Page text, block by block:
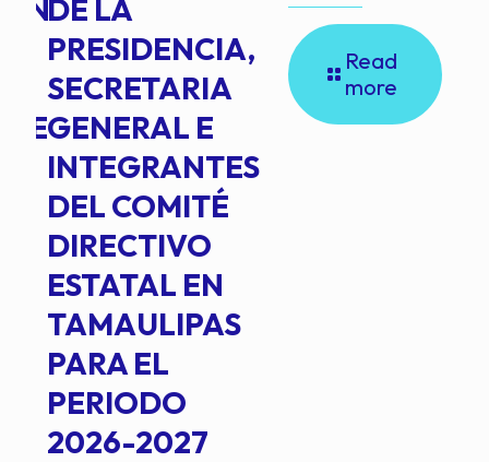
DE LA
PRESIDENCIA,
SECRETARIA
GENERAL E
INTEGRANTES
DEL COMITÉ
DIRECTIVO
ESTATAL EN
TAMAULIPAS
PARA EL
PERIODO
2026-2027
Read
more